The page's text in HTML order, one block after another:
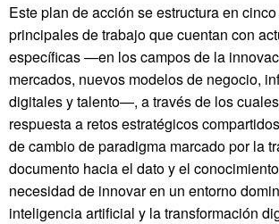
Este plan de acción se estructura en
principales de trabajo que cuentan con
específicas —en los campos de la
mercados, nuevos modelos de negocio,
digitales y talento—, a través de los
respuesta a retos estratégicos
de cambio de paradigma marcado por la
documento hacia el dato y el
necesidad de innovar en un entorno
inteligencia artificial y la transformación